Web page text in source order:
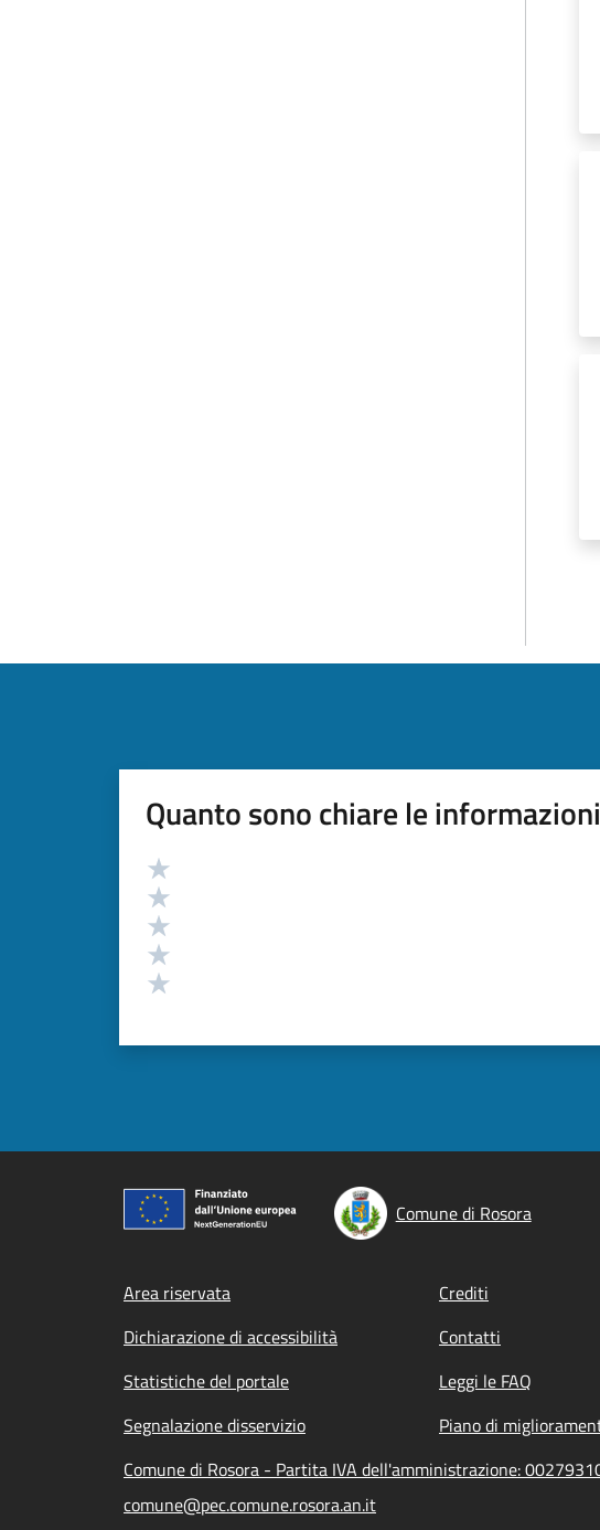
Quanto sono chiare le
Valutazione
Comune di Rosora
Footer menu
Area riservata Crediti
Dichiarazione di accessibilità
Contatti
Statistiche del portale
Leggi le FAQ
Segnalazione disservizio
Piano di
Comune di Rosora - Partita IVA dell'amministrazione:
comune@pec.comune.rosora.an.it